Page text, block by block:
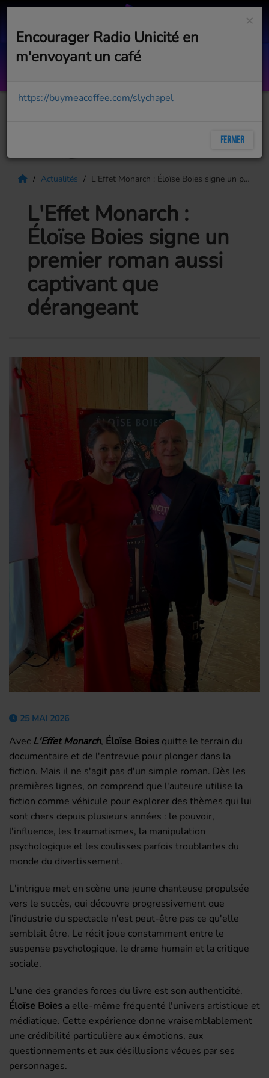
Jouer
Actualités L'Effet Monarch : Éloïse Boies signe un premier roman aussi captivant que dérangeant
L'Effet Monarch :
Éloïse Boies signe un
premier roman aussi
captivant que
dérangeant
25 MAI 2026
Avec L'Effet Monarch, Éloïse Boies quitte le terrain du
documentaire et de l'entrevue pour plonger dans la
fiction. Mais il ne s'agit pas d'un simple roman. Dès les
premières lignes, on comprend que l'auteure utilise la
fiction comme véhicule pour explorer des thèmes qui lui
sont chers depuis plusieurs années : le pouvoir,
l'influence, les traumatismes, la manipulation
psychologique et les coulisses parfois troublantes du
monde du divertissement.
L'intrigue met en scène une jeune chanteuse propulsée
vers le succès, qui découvre progressivement que
l'industrie du spectacle n'est peut-être pas ce qu'elle
semblait être. Le récit joue constamment entre le
suspense psychologique, le drame humain et la critique
sociale.
L'une des grandes forces du livre est son authenticité.
Éloïse Boies a elle-même fréquenté l'univers artistique et
médiatique. Cette expérience donne vraisemblablement
une crédibilité particulière aux émotions, aux
questionnements et aux désillusions vécues par ses
personnages.
×
Encourager Radio Unicité en
m'envoyant un café
https://buymeacoffee.com/slychapel
FERMER